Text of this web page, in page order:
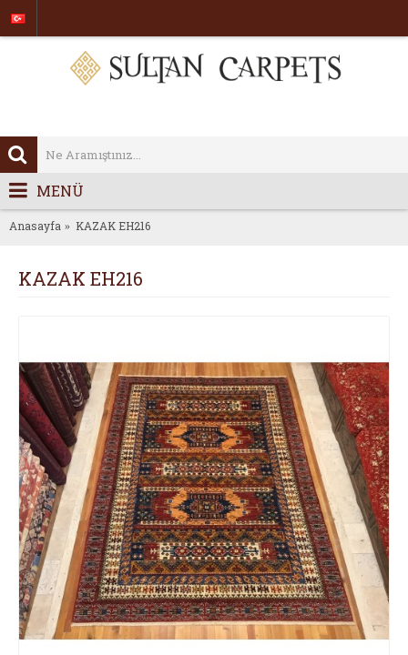
MENÜ
Anasayfa KAZAK EH216
KAZAK EH216